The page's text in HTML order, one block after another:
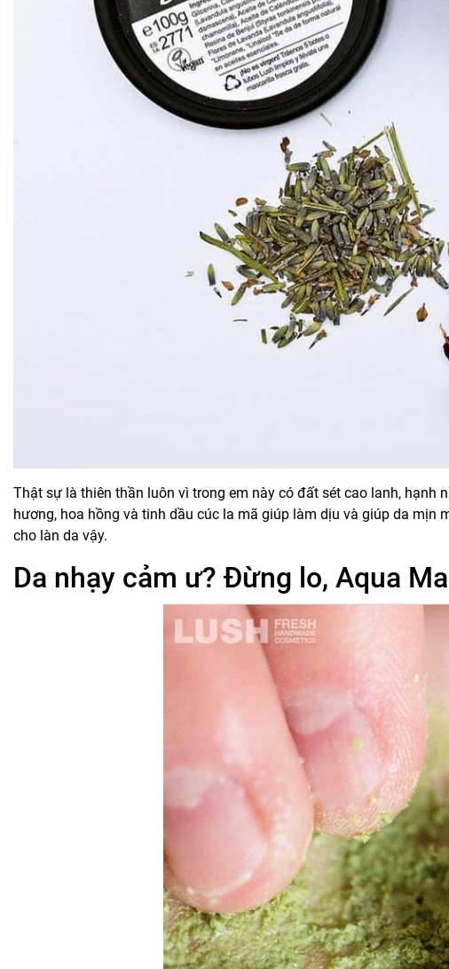
Thật sự là thiên thần luôn vì trong em này có đất sét cao lanh, hạnh
hương, hoa hồng và tinh dầu cúc la mã giúp làm dịu và giúp da mịn
cho làn da vậy.
Da nhạy cảm ư? Đừng lo, Aqua